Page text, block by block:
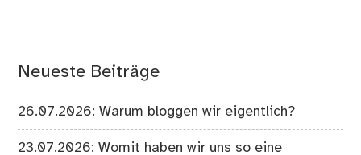
Neueste Beiträge
26.07.2026: Warum bloggen wir eigentlich?
23.07.2026: Womit haben wir uns so eine